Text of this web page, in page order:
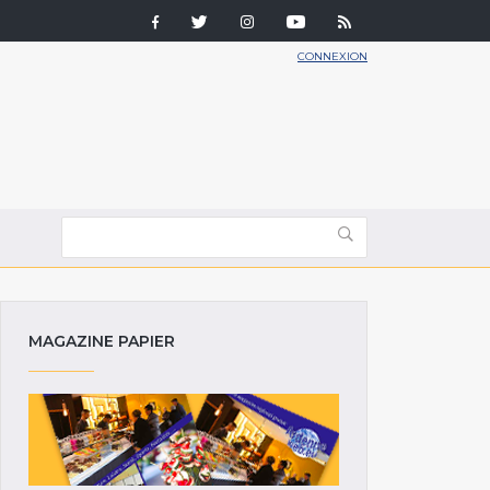
CONNEXION
MAGAZINE PAPIER